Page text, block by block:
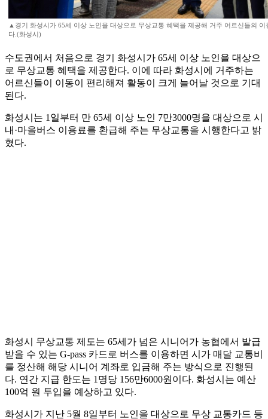
▲경기 화성시가 65세 이상 노인을 대상으로 무상교통 혜택을 제공해 거주 어르신들의
다.(화성시)
수도권에서 처음으로 경기 화성시가 65세 이상 노인을 대상으
로 무상교통 혜택을 제공한다. 이에 따라 화성시에 거주하는
어르신들이 이동이 편리해져 활동이 크게 늘어날 것으로 기대
된다.
화성시는 1일부터 만 65세 이상 노인 7만3000명을 대상으로 시
내·마을버스 이용료를 환급해 주는 무상교통을 시행한다고 밝
혔다.
화성시 무상교통 제도는 65세가 넘은 시니어가 농협에서 발급
받을 수 있는 G-pass 카드로 버스를 이용하면 시가 매달 교통비
를 정산해 해당 시니어 계좌로 입금해 주는 방식으로 진행된
다. 연간 지급 한도는 1명당 156만6000원이다. 화성시는 예산
100억 원 투입을 예상하고 있다.
화성시가 지난 5월 8일부터 노인을 대상으로 무상 교통카드 등